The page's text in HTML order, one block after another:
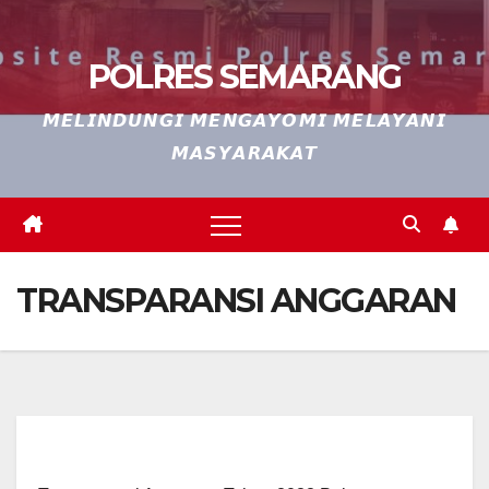
POLRES SEMARANG
𝙈𝙀𝙇𝙄𝙉𝘿𝙐𝙉𝙂𝙄 𝙈𝙀𝙉𝙂𝘼𝙔𝙊𝙈𝙄 𝙈𝙀𝙇𝘼𝙔𝘼𝙉𝙄
𝙈𝘼𝙎𝙔𝘼𝙍𝘼𝙆𝘼𝙏
TRANSPARANSI ANGGARAN